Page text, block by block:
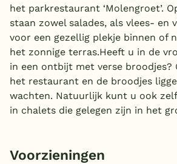
het parkrestaurant ‘Molengroet’.
staan zowel salades, als vlees- en
voor een gezellig plekje binnen of
het zonnige terras.Heeft u in de
in een ontbijt met verse broodjes?
het restaurant en de broodjes
wachten. Natuurlijk kunt u ook
in chalets die gelegen zijn in het
Voorzieningen